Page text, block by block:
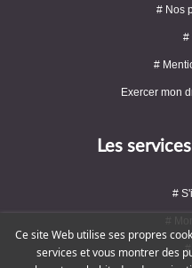
# Nos
#
#
Exercer mon
Les
#
#
Ce site Web utilise ses propres
services et vous montrer des